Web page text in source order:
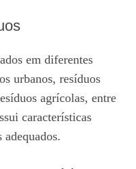
em diferentes
urbanos, resíduos
agrícolas, entre
características
adequados.